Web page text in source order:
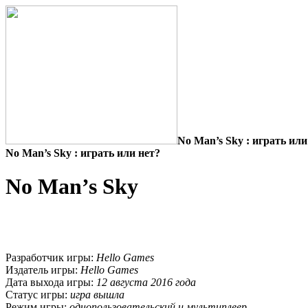
No Man’s Sky : играть
No Man’s Sky : играть или нет?
No Man’s Sky
Разработчик игры: Hello Games
Издатель игры: Hello Games
Дата выхода игры: 12 августа 2016 года
Статус игры: игра вышла